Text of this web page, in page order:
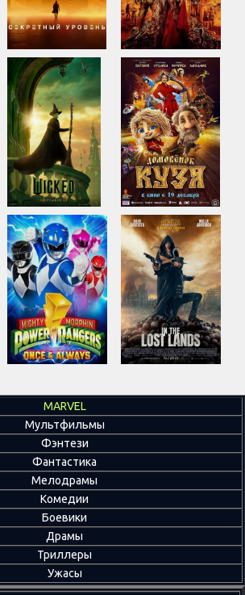
MARVEL
Мультфильмы
Фэнтези
Фантастика
Мелодрамы
Комедии
Боевики
Драмы
Триллеры
Ужасы